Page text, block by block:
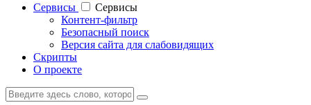
Cервисы
Cервисы
Контент-фильтр
Безопасный поиск
Версия сайта для слабовидящих
Скрипты
О проекте